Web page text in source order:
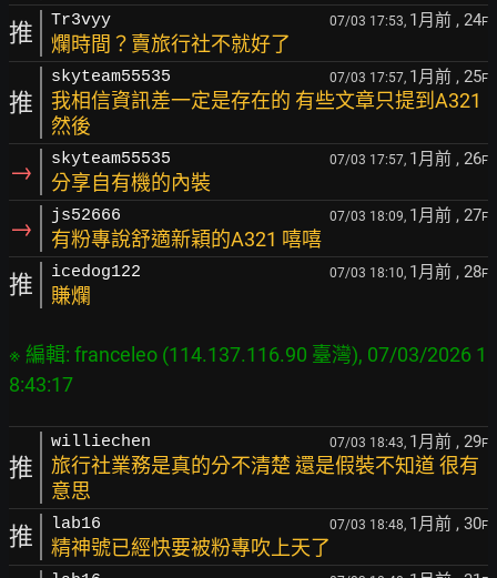
推 Tr3vyy 07/03 17:53, 1月前 , 24F
爛時間？賣旅行社不就好了
推
skyteam55535 07/03 17:57, 1月前 , 25F
我相信資訊差一定是存在的 有些文章只提到A321
然後
→ skyteam55535 07/03 17:57, 1月前 , 26F
分享自有機的內裝
→ js52666 07/03 18:09, 1月前 , 27F
有粉專說舒適新穎的A321 嘻嘻
推 icedog122 07/03 18:10, 1月前 , 28F
賺爛
※ 編輯: franceleo (114.137.116.90 臺灣), 07/03/2026 1
推
williechen 07/03 18:43, 1月前 , 29F
旅行社業務是真的分不清楚 還是假裝不知道 很有
意思
推 lab16 07/03 18:48, 1月前 , 30F
精神號已經快要被粉專吹上天了